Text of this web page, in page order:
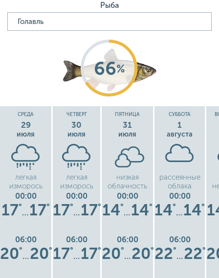
Рыба
66%
СРЕДА
29
июля
легкая
изморось
00:00
17°
…17°
06:00
20°
…20°
ЧЕТВЕРГ
30
июля
легкая
изморось
00:00
17°
…17°
06:00
17°
…17°
ПЯТНИЦА
31
июля
низкая
облачность
00:00
14°
…14°
06:00
20°
…20°
СУББОТА
1
августа
рассеянные
облака
00:00
14°
…14°
06:00
22°
…22°